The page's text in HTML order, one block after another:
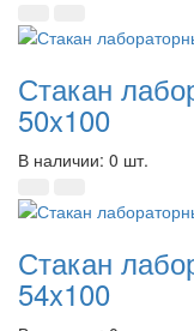
Стакан
50x100
В наличии: 0 шт.
Стакан
54x100